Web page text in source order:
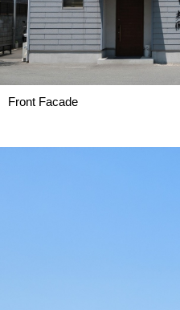
Front Facade